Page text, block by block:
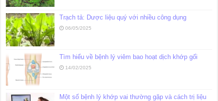
Trạch tả: Dược liệu quý với nhiều công dụng
06/05/2025
Tìm hiểu về bệnh lý viêm bao hoạt dịch khớp gối
14/02/2025
Một số bệnh lý khớp vai thường gặp và cách trị liệu